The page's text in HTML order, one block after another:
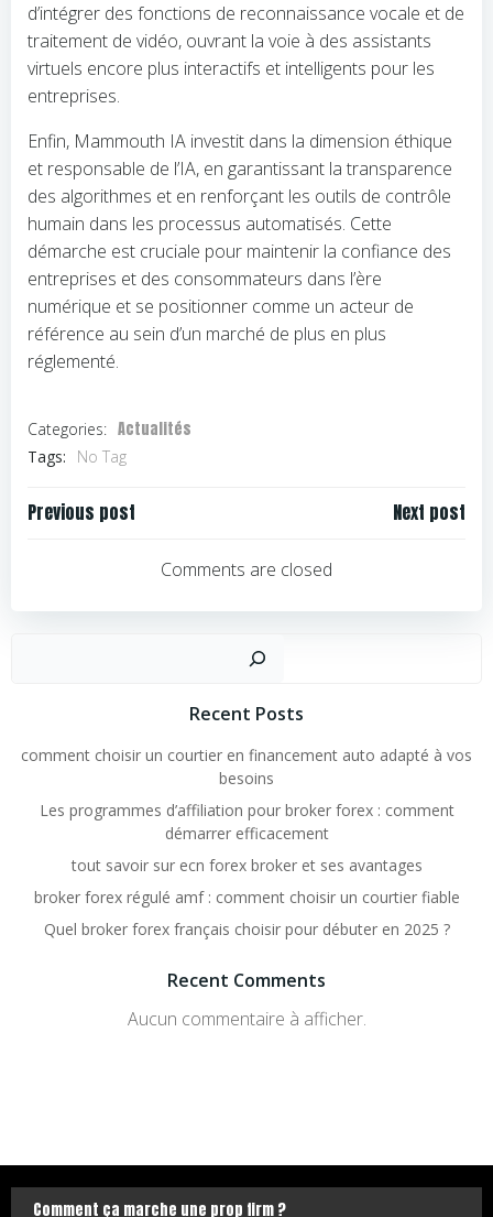
d’intégrer des fonctions de reconnaissance vocale et de
traitement de vidéo, ouvrant la voie à des assistants
virtuels encore plus interactifs et intelligents pour les
entreprises.
Enfin, Mammouth IA investit dans la dimension éthique
et responsable de l’IA, en garantissant la transparence
des algorithmes et en renforçant les outils de contrôle
humain dans les processus automatisés. Cette
démarche est cruciale pour maintenir la confiance des
entreprises et des consommateurs dans l’ère
numérique et se positionner comme un acteur de
référence au sein d’un marché de plus en plus
réglementé.
Categories: Actualités
Tags: No Tag
Navigation
Previous post
l’article
Next post
Comments are closed
Rechercher
Recent Posts
comment choisir un courtier en financement auto adapté à vos
besoins
Les programmes d’affiliation pour broker forex : comment
démarrer efficacement
tout savoir sur ecn forex broker et ses avantages
broker forex régulé amf : comment choisir un courtier fiable
Quel broker forex français choisir pour débuter en 2025 ?
Recent Comments
Aucun commentaire à afficher.
Comment ça marche une prop firm ?